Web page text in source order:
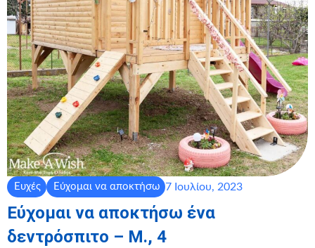
Ευχές Εύχομαι να αποκτήσω 7 Ιουλίου, 2023
Εύχομαι να αποκτήσω ένα
δεντρόσπιτο – Μ., 4